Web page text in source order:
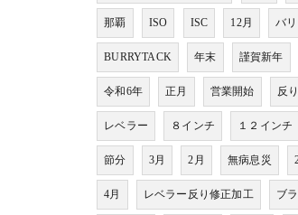
那覇 ISO ISC 12月 バ
BURRYTACK 年末 謹賀新年
令和6年 正月 営業開始 反
レベラー ８インチ １２インチ
節分 3月 2月 無病息災
4月 レベラー反り修正加工 ブ